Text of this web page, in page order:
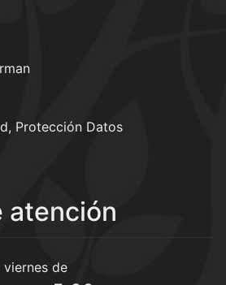
Protección Datos
atención
viernes de